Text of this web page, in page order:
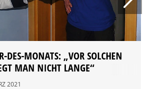
DES-MONATS: „VOR SOLCHEN
MAN NICHT LANGE“
2021